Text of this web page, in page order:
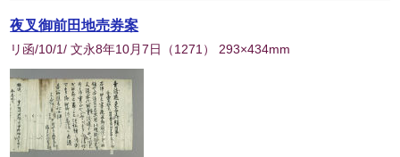
夜叉御前田地売券案
リ函/10/1/ 文永8年10月7日 （1271 ） 293×434mm